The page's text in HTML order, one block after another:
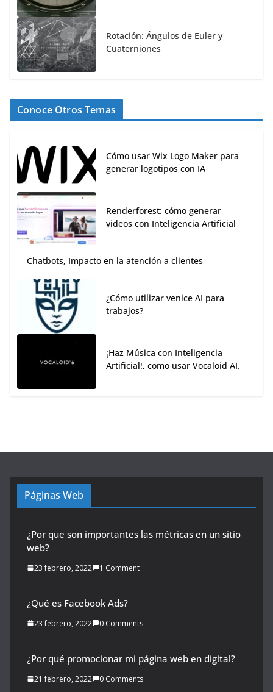
Rotación: Ángulos de Euler y
Cuaterniones
Conoce Otros Temas
Cómo usar Wix Logo Maker para
generar logotipos con IA
Renderforest: cómo generar
videos con Inteligencia Artificial
Chatbots, Impacto en la atención a clientes
¿Cómo utilizar venice AI para
trabajos?
¡Haz Música con Inteligencia
Artificial!, como usar Vocaloid AI.
Páginas Web
¿Por que son importantes las métricas en un sitio
web?
23 febrero, 2022 1 Comment
¿Qué es Facebook Ads?
23 febrero, 2022 0 Comments
¿Por qué promocionar mi página web en digital?
21 febrero, 2022 0 Comments